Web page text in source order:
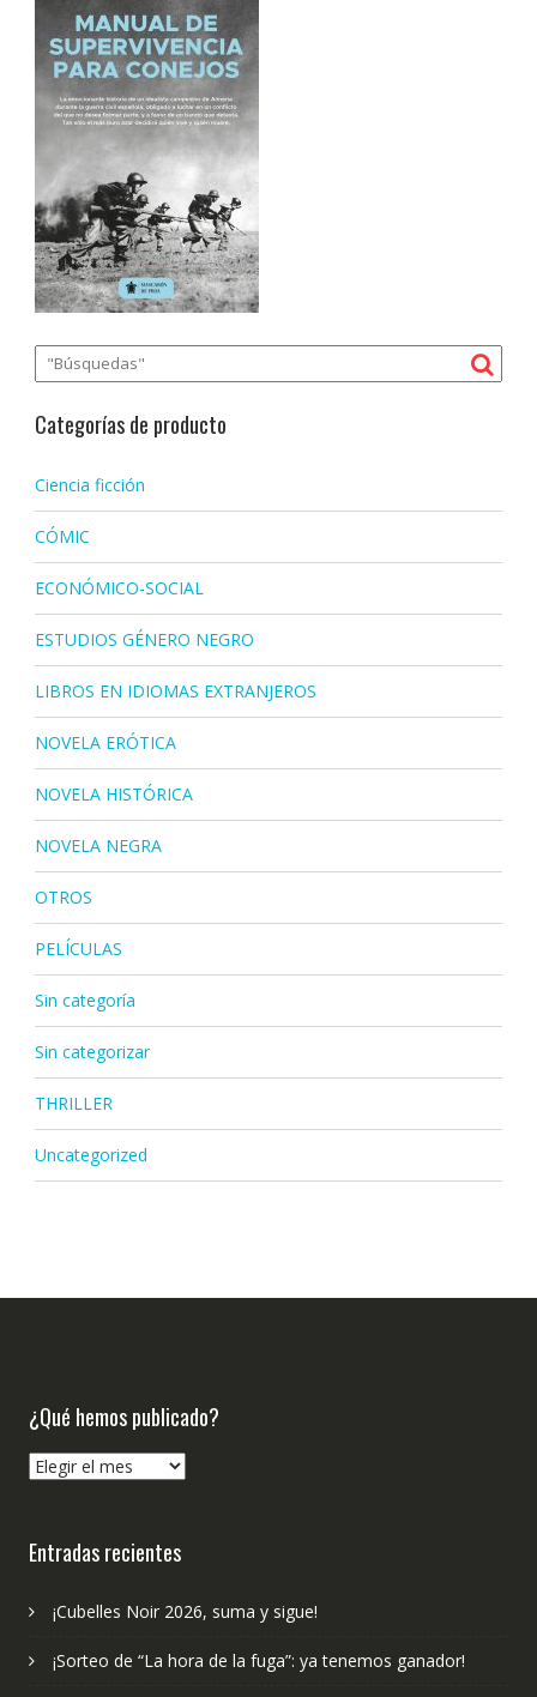
Categorías de producto
Ciencia ficción
CÓMIC
ECONÓMICO-SOCIAL
ESTUDIOS GÉNERO NEGRO
LIBROS EN IDIOMAS EXTRANJEROS
NOVELA ERÓTICA
NOVELA HISTÓRICA
NOVELA NEGRA
OTROS
PELÍCULAS
Sin categoría
Sin categorizar
THRILLER
Uncategorized
¿Qué hemos publicado?
¿Qué
Entradas recientes
¡Cubelles Noir 2026, suma y sigue!
¡Sorteo de “La hora de la fuga”: ya tenemos ganador!